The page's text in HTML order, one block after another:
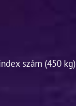
szám (450 kg)